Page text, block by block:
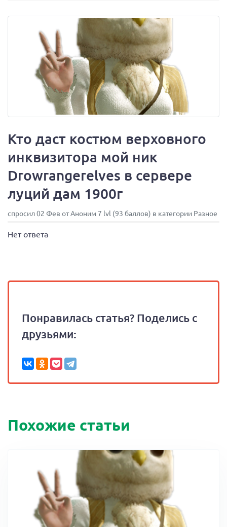
Кто даст костюм верховного
инквизитора мой ник
Drowrangerelves в сервере
луций дам 1900г
спросил 02 Фев от Аноним 7 lvl (93 баллов) в категории Разное
Нет ответа
Понравилась статья? Поделись с
друзьями:
Похожие статьи